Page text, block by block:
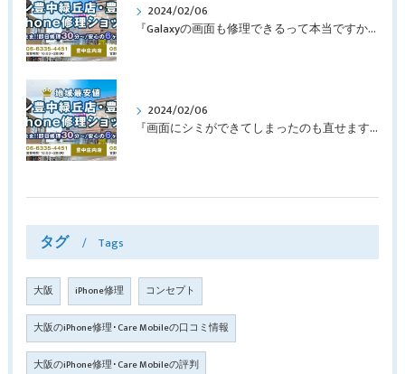
2024/02/06
『Galaxyの画面も修理できるって本当ですか？』豊中市服部本町より画面修理でご来店♪【Galaxy Note10+】
2024/02/06
『画面にシミができてしまったのも直せますか？』豊中市南桜塚より画面修理でご来店♪【iPhone11Pro】
タグ Tags
大阪 iPhone修理 コンセプト
大阪のiPhone修理･Care Mobileの口コミ情報
大阪のiPhone修理･Care Mobileの評判